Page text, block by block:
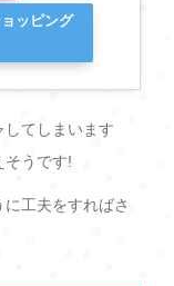
ッピング
してしまいます
そうです!
工夫をすればさ